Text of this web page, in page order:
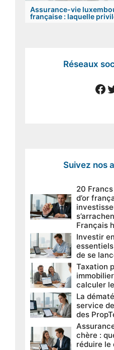
Assurance-vie
française : laquelle
Réseaux
Suivez nos
20
d’or
Français
Investir
de se
Taxation
calculer
La
service
des
chère :
réduire le